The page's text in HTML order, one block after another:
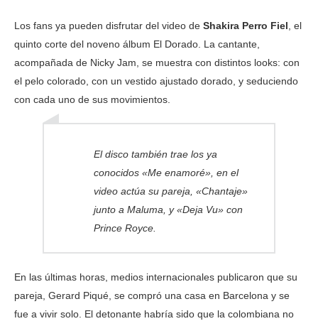
Los fans ya pueden disfrutar del video de Shakira Perro Fiel , el
quinto corte del noveno álbum El Dorado. La cantante,
acompañada de Nicky Jam, se muestra con distintos looks: con
el pelo colorado, con un vestido ajustado dorado, y seduciendo
con cada uno de sus movimientos.
El disco también trae los ya
conocidos «Me enamoré», en el
video actúa su pareja, «Chantaje»
junto a Maluma, y «Deja Vu» con
Prince Royce.
En las últimas horas, medios internacionales publicaron que su
pareja, Gerard Piqué, se compró una casa en Barcelona y se
fue a vivir solo. El detonante habría sido que la colombiana no